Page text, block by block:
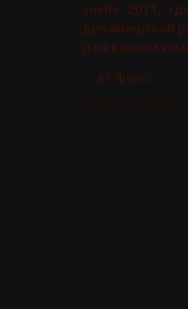
suede 2011,
дизайнерской
для ванной
61 Фото